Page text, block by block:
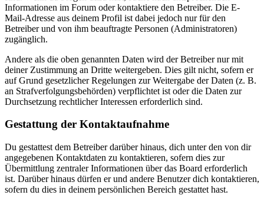
Informationen im Forum oder kontaktiere den Betreiber. Die E-
Mail-Adresse aus deinem Profil ist dabei jedoch nur für den
Betreiber und von ihm beauftragte Personen (Administratoren)
zugänglich.
Andere als die oben genannten Daten wird der Betreiber nur mit
deiner Zustimmung an Dritte weitergeben. Dies gilt nicht, sofern er
auf Grund gesetzlicher Regelungen zur Weitergabe der Daten (z. B.
an Strafverfolgungsbehörden) verpflichtet ist oder die Daten zur
Durchsetzung rechtlicher Interessen erforderlich sind.
Gestattung der Kontaktaufnahme
Du gestattest dem Betreiber darüber hinaus, dich unter den von dir
angegebenen Kontaktdaten zu kontaktieren, sofern dies zur
Übermittlung zentraler Informationen über das Board erforderlich
ist. Darüber hinaus dürfen er und andere Benutzer dich kontaktieren,
sofern du dies in deinem persönlichen Bereich gestattet hast.